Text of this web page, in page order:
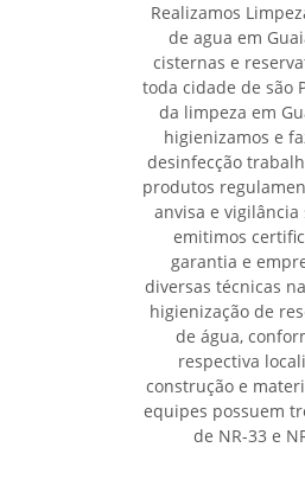
Realizamos
de agua em
cisternas e
toda cidade de são
da limpeza em
higienizamos e
desinfecção
produtos
anvisa e vigilância
emitimos
garantia e
diversas técnicas
higienização de
de água,
respectiva
construção e
equipes possuem
de NR-33 e